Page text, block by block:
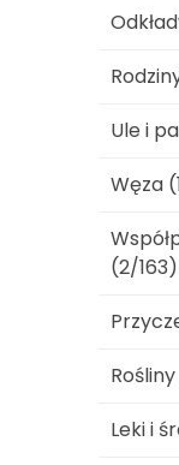
Ule i
Węza
(2/163)
Leki i